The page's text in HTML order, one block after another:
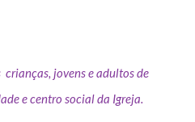
jovens e adultos de
e centro social da Igreja.